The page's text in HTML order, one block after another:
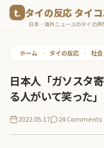
タイの反応 タイ
日本・海外ニュースのタイの声
ホーム • タイの反応 • 社
日本人「ガソスタ
る人がいて笑った
2022.05.17 24 Comments